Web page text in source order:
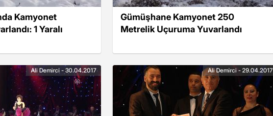
Kamyonet
1 Yaralı
Gümüşhane Kamyonet 250
Metrelik Uçuruma Yuvarlandı
Ali Demirci - 30.04.2017 Ali Demirci - 29.04.2017